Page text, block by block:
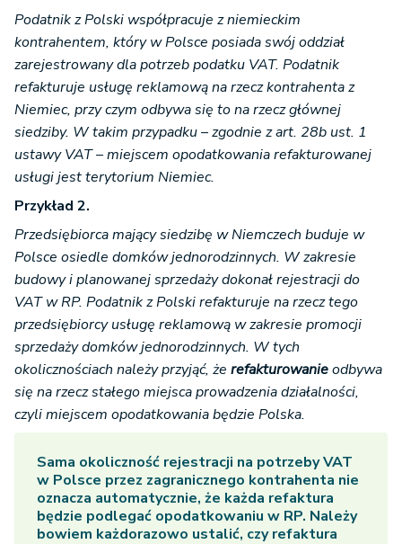
Podatnik z Polski współpracuje z niemieckim
kontrahentem, który w Polsce posiada swój oddział
zarejestrowany dla potrzeb podatku VAT. Podatnik
refakturuje usługę reklamową na rzecz kontrahenta z
Niemiec, przy czym odbywa się to na rzecz głównej
siedziby. W takim przypadku – zgodnie z art. 28b ust. 1
ustawy VAT – miejscem opodatkowania refakturowanej
usługi jest terytorium Niemiec.
Przykład 2.
Przedsiębiorca mający siedzibę w Niemczech buduje w
Polsce osiedle domków jednorodzinnych. W zakresie
budowy i planowanej sprzedaży dokonał rejestracji do
VAT w RP. Podatnik z Polski refakturuje na rzecz tego
przedsiębiorcy usługę reklamową w zakresie promocji
sprzedaży domków jednorodzinnych. W tych
okolicznościach należy przyjąć, że refakturowanieodbywa
się na rzecz stałego miejsca prowadzenia działalności,
czyli miejscem opodatkowania będzie Polska.
Sama okoliczność rejestracji na potrzeby VAT
w Polsce przez zagranicznego kontrahenta nie
oznacza automatycznie, że każda refaktura
będzie podlegać opodatkowaniu w RP. Należy
bowiem każdorazowo ustalić, czy refaktura